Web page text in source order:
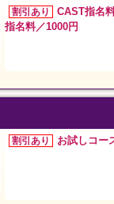
割引あり
CAST指名
指名料／1000円
割引あり お試しコー